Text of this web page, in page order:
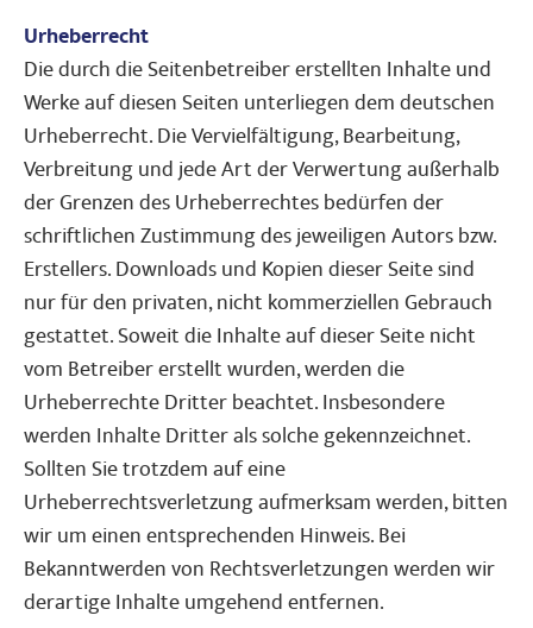
Urheberrecht
Die durch die Seitenbetreiber erstellten Inhalte und
Werke auf diesen Seiten unterliegen dem deutschen
Urheberrecht. Die Vervielfältigung, Bearbeitung,
Verbreitung und jede Art der Verwertung außerhalb
der Grenzen des Urheberrechtes bedürfen der
schriftlichen Zustimmung des jeweiligen Autors bzw.
Erstellers. Downloads und Kopien dieser Seite sind
nur für den privaten, nicht kommerziellen Gebrauch
gestattet. Soweit die Inhalte auf dieser Seite nicht
vom Betreiber erstellt wurden, werden die
Urheberrechte Dritter beachtet. Insbesondere
werden Inhalte Dritter als solche gekennzeichnet.
Sollten Sie trotzdem auf eine
Urheberrechtsverletzung aufmerksam werden, bitten
wir um einen entsprechenden Hinweis. Bei
Bekanntwerden von Rechtsverletzungen werden wir
derartige Inhalte umgehend entfernen.